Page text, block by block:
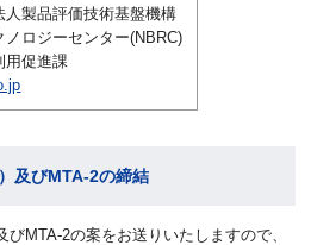
人製品評価技術基盤機構
ノロジーセンター(NBRC)
用促進課
及びMTA-2の締結
MTA-2の案をお送りいたしますので、